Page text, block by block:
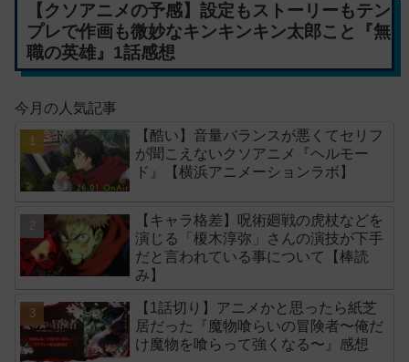
【クソアニメの予感】設定もストーリーもテン
プレで作画も微妙なキンキンキン太郎こと『無
職の英雄』1話感想
今月の人気記事
【酷い】音量バランスが悪くてセリフ
が聞こえないクソアニメ『ヘルモー
ド』【横浜アニメーションラボ】
【キャラ格差】呪術廻戦の虎杖などを
演じる「榎木淳弥」さんの演技が下手
だと言われている事について【棒読
み】
【1話切り】アニメかと思ったら紙芝
居だった『魔物喰らいの冒険者〜俺だ
け魔物を喰らって強くなる〜』感想